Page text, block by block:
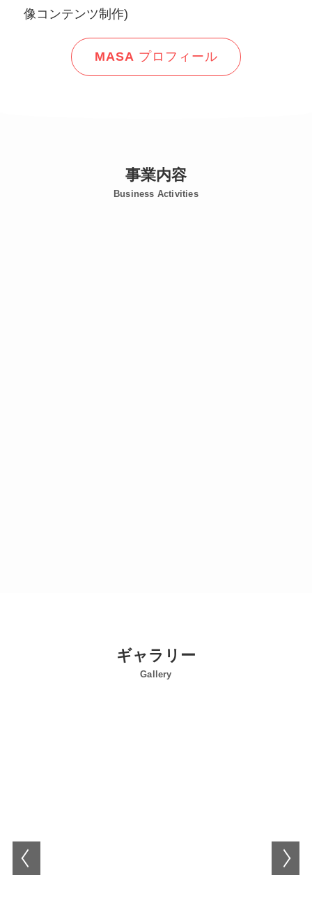
像コンテンツ制作)
MASA プロフィール
事業内容
Business Activities
ギャラリー
Gallery